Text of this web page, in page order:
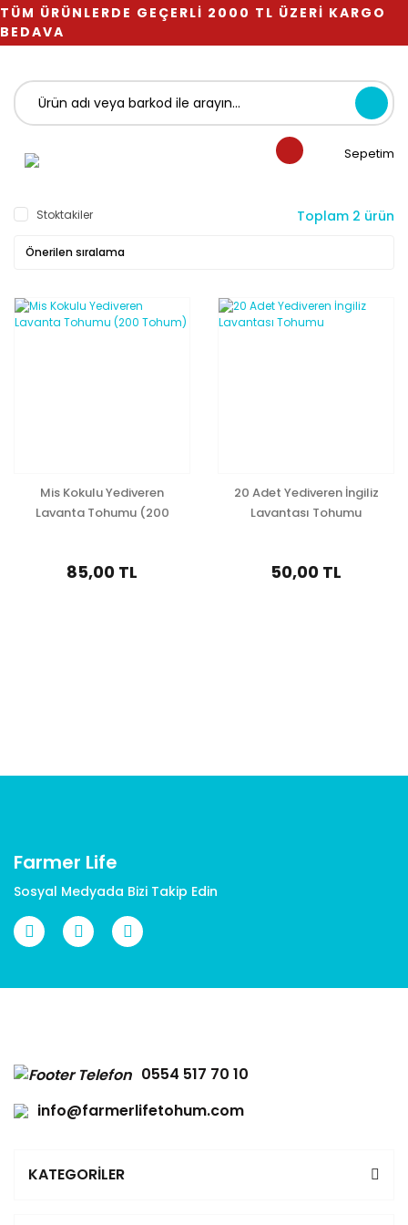
TÜM ÜRÜNLERDE GEÇERLİ 2000 TL ÜZERİ KARGO
BEDAVA
Sepetim
Stoktakiler Toplam 2 ürün
Mis Kokulu Yediveren
Lavanta Tohumu (200
85,00 TL
20 Adet Yediveren İngiliz
Lavantası Tohumu
50,00 TL
Farmer Life
Sosyal Medyada Bizi Takip Edin
0554 517 70 10
info@farmerlifetohum.com
KATEGORİLER